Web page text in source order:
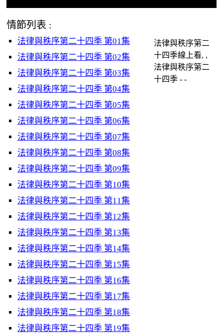
情節列表 :
法律與秩序第二十四季 第01集
法律與秩序第二十四季 第02集
法律與秩序第二十四季 第03集
法律與秩序第二十四季 第04集
法律與秩序第二十四季 第05集
法律與秩序第二十四季 第06集
法律與秩序第二十四季 第07集
法律與秩序第二十四季 第08集
法律與秩序第二十四季 第09集
法律與秩序第二十四季 第10集
法律與秩序第二十四季 第11集
法律與秩序第二十四季 第12集
法律與秩序第二十四季 第13集
法律與秩序第二十四季 第14集
法律與秩序第二十四季 第15集
法律與秩序第二十四季 第16集
法律與秩序第二十四季 第17集
法律與秩序第二十四季 第18集
法律與秩序第二十四季 第19集
法律與秩序第二
十四季線上看, ,
法律與秩序第二
十四季 - -